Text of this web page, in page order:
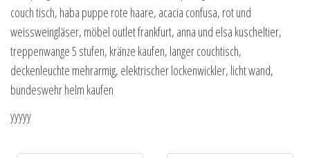
couch tisch, haba puppe rote haare, acacia confusa, rot und
weissweingläser, möbel outlet frankfurt, anna und elsa kuscheltier,
treppenwange 5 stufen, kränze kaufen, langer couchtisch,
deckenleuchte mehrarmig, elektrischer lockenwickler, licht wand,
bundeswehr helm kaufen
yyyyy